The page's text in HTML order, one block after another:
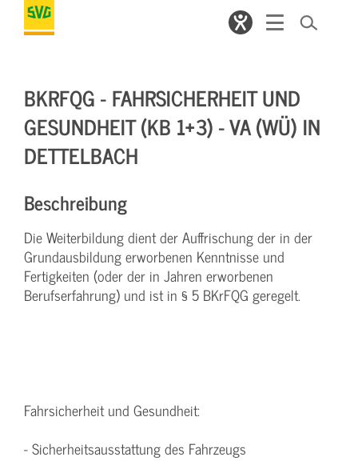
BKRFQG - FAHRSICHERHEIT UND
GESUNDHEIT (KB 1+3) - VA (WÜ) IN
DETTELBACH
Beschreibung
Die Weiterbildung dient der Auffrischung der in der
Grundausbildung erworbenen Kenntnisse und
Fertigkeiten (oder der in Jahren erworbenen
Berufserfahrung) und ist in § 5 BKrFQG geregelt.
Fahrsicherheit und Gesundheit:
- Sicherheitsausstattung des Fahrzeugs